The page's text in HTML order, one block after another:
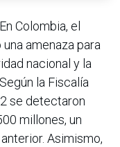
En Colombia, el
amenaza para
nacional y la
la Fiscalía
se detectaron
millones, un
Asimismo,